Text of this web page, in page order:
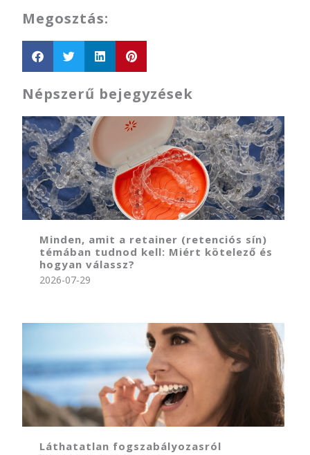
Megosztás:
Népszerű bejegyzések
Minden, amit a retainer (retenciós sín)
témában tudnod kell: Miért kötelező és
hogyan válassz?
2026-07-29
Láthatatlan fogszabályozasról